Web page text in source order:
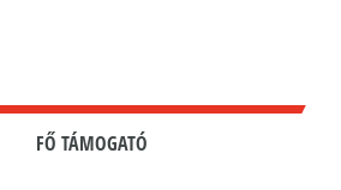
FŐ TÁMOGATÓ